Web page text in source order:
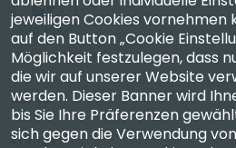
Unternehmen
Konto
Kontakt
jeweiligen Cookies vornehmen
auf den Button „Cookie
Möglichkeit festzulegen, dass
die wir auf unserer Website
werden. Dieser Banner wird
bis Sie Ihre Präferenzen
sich gegen die Verwendung